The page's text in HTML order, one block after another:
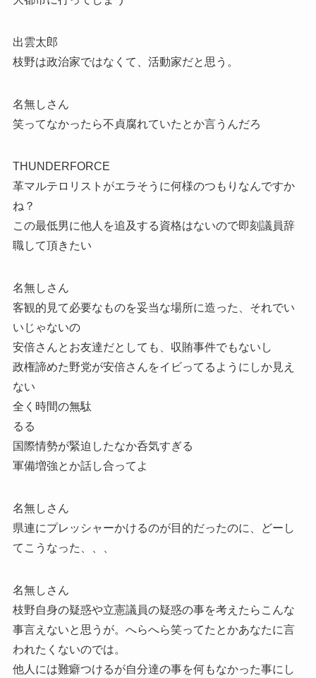
出雲太郎
枝野は政治家ではなくて、活動家だと思う。
名無しさん
笑ってなかったら不貞腐れていたとか言うんだろ
THUNDERFORCE
革マルテロリストがエラそうに何様のつもりなんですか
ね？
この最低男に他人を追及する資格はないので即刻議員辞
職して頂きたい
名無しさん
客観的見て必要なものを妥当な場所に造った、それでい
いじゃないの
安倍さんとお友達だとしても、収賄事件でもないし
政権諦めた野党が安倍さんをイビってるようにしか見え
ない
全く時間の無駄
るる
国際情勢が緊迫したなか呑気すぎる
軍備増強とか話し合ってよ
名無しさん
県連にプレッシャーかけるのが目的だったのに、どーし
てこうなった、、、
名無しさん
枝野自身の疑惑や立憲議員の疑惑の事を考えたらこんな
事言えないと思うが。へらへら笑ってたとかあなたに言
われたくないのでは。
他人には難癖つけるが自分達の事を何もなかった事にし